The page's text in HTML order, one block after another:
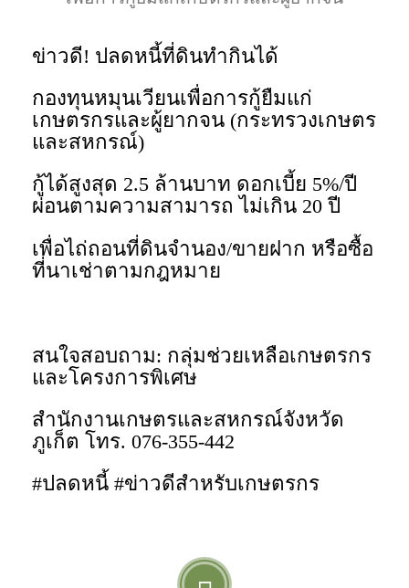
ข่าวดี! ปลดหนี้ที่ดินทำกินได้
กองทุนหมุนเวียนเพื่อการกู้ยืมแก่
เกษตรกรและผู้ยากจน (กระทรวงเกษตร
และสหกรณ์)
กู้ได้สูงสุด 2.5 ล้านบาท ดอกเบี้ย 5%/ปี
ผ่อนตามความสามารถ ไม่เกิน 20 ปี
เพื่อไถ่ถอนที่ดินจำนอง/ขายฝาก หรือซื้อ
ที่นาเช่าตามกฎหมาย
สนใจสอบถาม: กลุ่มช่วยเหลือเกษตรกร
และโครงการพิเศษ
สำนักงานเกษตรและสหกรณ์จังหวัด
ภูเก็ต โทร. 076-355-442
#ปลดหนี้ #ข่าวดีสำหรับเกษตรกร